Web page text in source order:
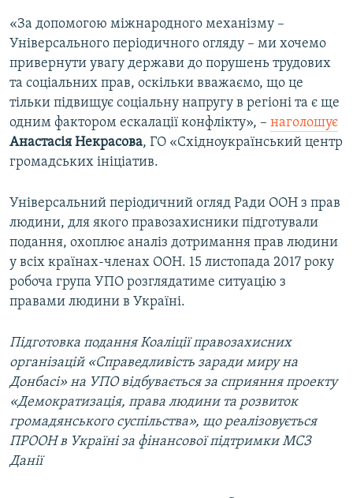
«За допомогою міжнародного механізму –
Універсального періодичного огляду – ми хочемо
привернути увагу держави до порушень трудових
та соціальних прав, оскільки вважаємо, що це
тільки підвищує соціальну напругу в регіоні та є ще
одним фактором ескалації конфлікту», – наголошує
Анастасія Некрасова, ГО «Східноукраїнський центр
громадських ініціатив.
Універсальний періодичний огляд Ради ООН з прав
людини, для якого правозахисники підготували
подання, охоплює аналіз дотримання прав людини
у всіх країнах-членах ООН. 15 листопада 2017 року
робоча група УПО розглядатиме ситуацію з
правами людини в Україні.
Підготовка подання Коаліції правозахисних
організацій «Справедливість заради миру на
Донбасі» на УПО відбувається за сприяння проекту
«Демократизація, права людини та розвиток
громадянського суспільства», що реалізовується
ПРООН в Україні за фінансової підтримки МСЗ
Данії